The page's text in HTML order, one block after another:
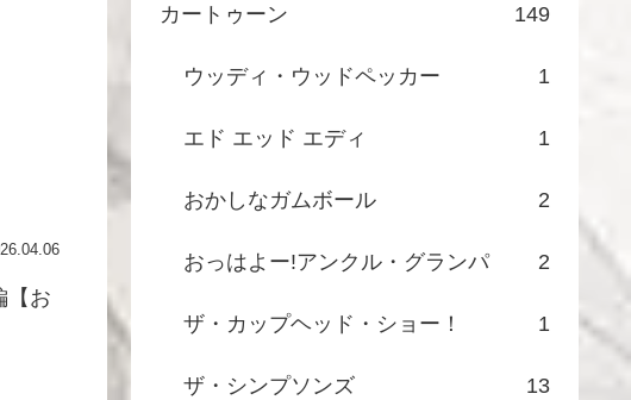
【お
カートゥーン 149
ウッディ・ウッドペッカー 1
エド エッド エディ 1
おかしなガムボール 2
おっはよー!アンクル・グランパ 2
ザ・カップヘッド・ショー！ 1
ザ・シンプソンズ 13